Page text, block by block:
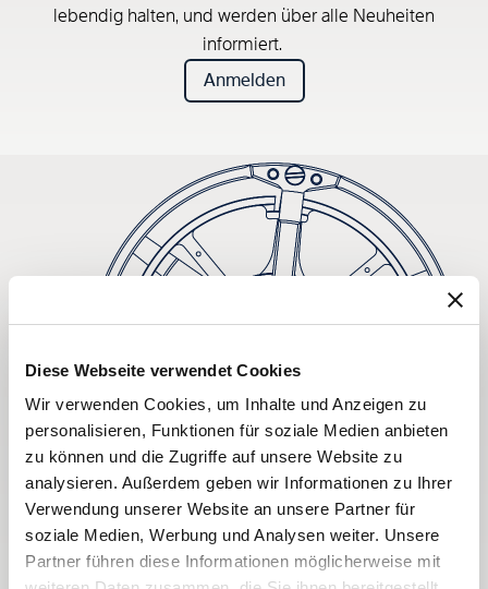
Diese Webseite verwendet Cookies
Wir verwenden Cookies, um Inhalte und Anzeigen zu
personalisieren, Funktionen für soziale Medien anbieten
zu können und die Zugriffe auf unsere Website zu
analysieren. Außerdem geben wir Informationen zu Ihrer
Verwendung unserer Website an unsere Partner für
soziale Medien, Werbung und Analysen weiter. Unsere
Partner führen diese Informationen möglicherweise mit
lebendig halten, und werden über alle Neuheiten
informiert.
Anmelden